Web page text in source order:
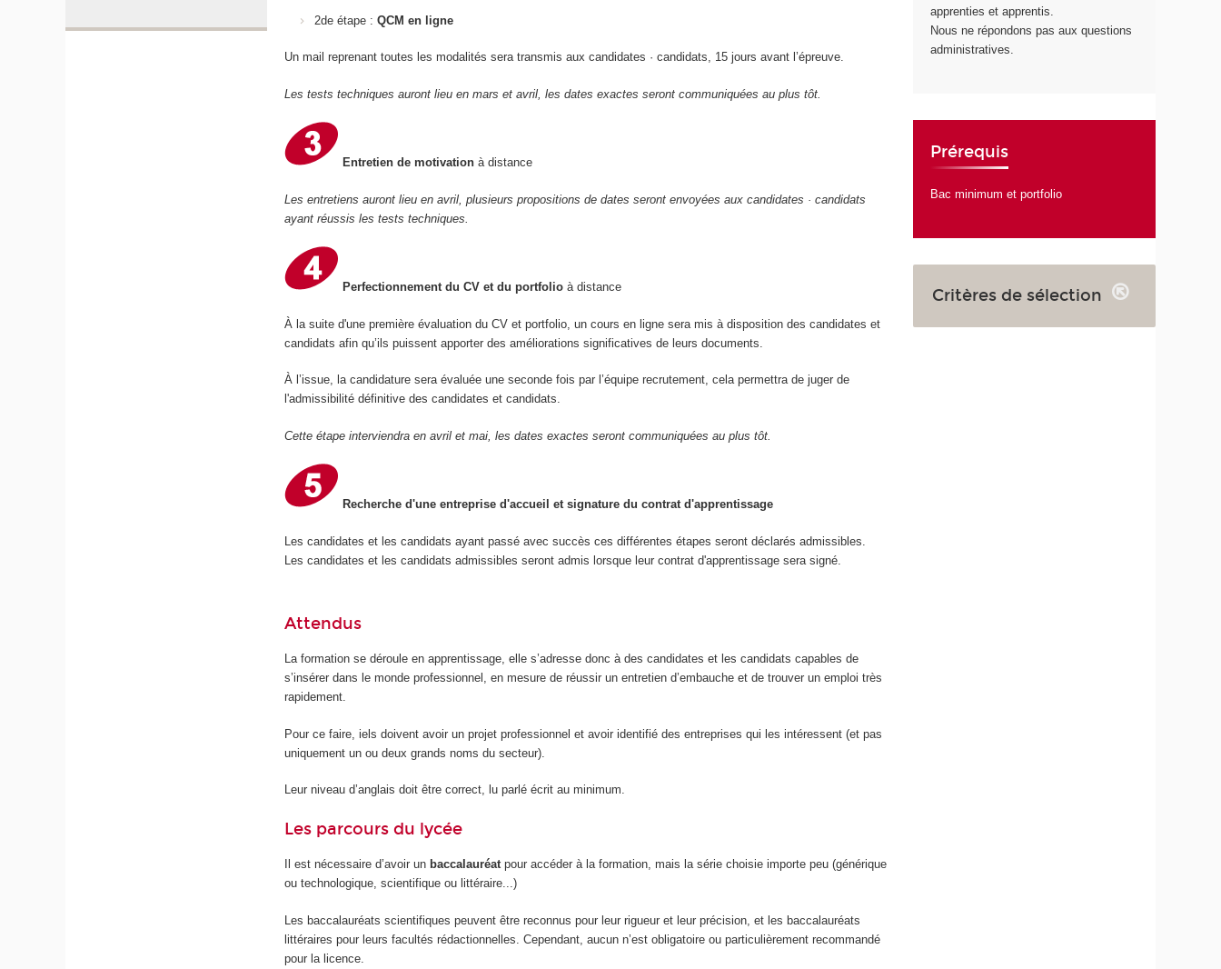
2de étape : QCM en ligne
Un mail reprenant toutes les modalités sera transmis aux candidates · candidats, 15 jours avant l’épreuve.
Les tests techniques auront lieu en mars et avril, les dates exactes seront communiquées au plus tôt.
Entretien de motivationà distance
Les entretiens auront lieu en avril, plusieurs propositions de dates seront envoyées aux candidates · candidats
ayant réussis les tests techniques.
Perfectionnement du CV et du portfolioà distance
À la suite d'une première évaluation du CV et portfolio, un cours en ligne sera mis à disposition des candidates et
candidats afin qu’ils puissent apporter des améliorations significatives de leurs documents.
À l’issue, la candidature sera évaluée une seconde fois par l’équipe recrutement, cela permettra de juger de
l'admissibilité définitive des candidates et candidats.
Cette étape interviendra en avril et mai, les dates exactes seront communiquées au plus tôt.
Recherche d'une entreprise d'accueil et signature du contrat d'apprentissage
Les candidates et les candidats ayant passé avec succès ces différentes étapes seront déclarés admissibles.
Les candidates et les candidats admissibles seront admis lorsque leur contrat d'apprentissage sera signé.
Attendus
La formation se déroule en apprentissage, elle s’adresse donc à des candidates et les candidats capables de
s’insérer dans le monde professionnel, en mesure de réussir un entretien d’embauche et de trouver un emploi très
rapidement.
Pour ce faire, iels doivent avoir un projet professionnel et avoir identifié des entreprises qui les intéressent (et pas
uniquement un ou deux grands noms du secteur).
Leur niveau d’anglais doit être correct, lu parlé écrit au minimum.
Les parcours du lycée
Il est nécessaire d’avoir un baccalauréatpour accéder à la formation, mais la série choisie importe peu (générique
ou technologique, scientifique ou littéraire...)
Les baccalauréats scientifiques peuvent être reconnus pour leur rigueur et leur précision, et les baccalauréats
littéraires pour leurs facultés rédactionnelles. Cependant, aucun n’est obligatoire ou particulièrement recommandé
pour la licence.
apprenties et apprentis.
Nous ne répondons pas aux questions
administratives.
Prérequis
Bac minimum et portfolio
Critères de sélection